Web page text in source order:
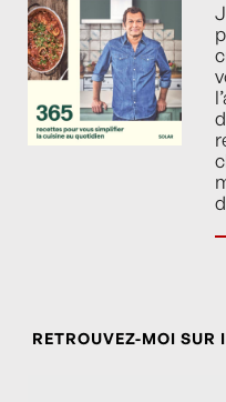
RETROUVEZ-MOI SUR